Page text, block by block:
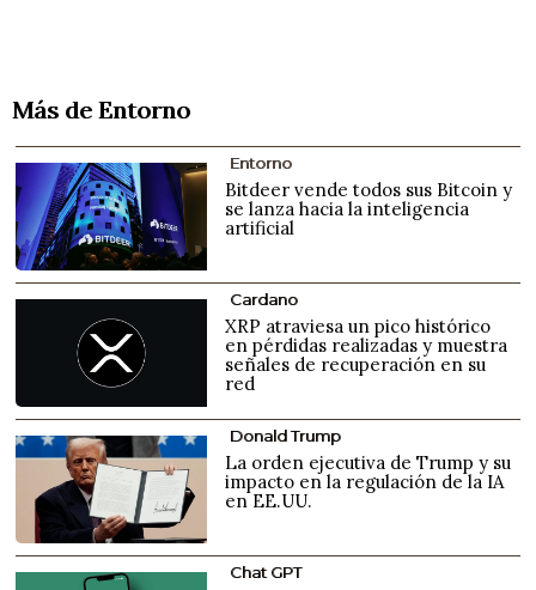
Más de Entorno
Entorno
Bitdeer vende todos sus Bitcoin y
se lanza hacia la inteligencia
artificial
Cardano
XRP atraviesa un pico histórico
en pérdidas realizadas y muestra
señales de recuperación en su
red
Donald Trump
La orden ejecutiva de Trump y su
impacto en la regulación de la IA
en EE.UU.
Chat GPT